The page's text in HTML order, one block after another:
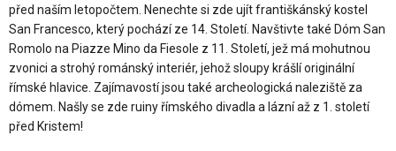
před naším letopočtem. Nenechte si zde ujít františkánský kostel
San Francesco, který pochází ze 14. Století. Navštivte také Dóm San
Romolo na Piazze Mino da Fiesole z 11. Století, jež má mohutnou
zvonici a strohý románský interiér, jehož sloupy krášlí originální
římské hlavice. Zajímavostí jsou také archeologická naleziště za
dómem. Našly se zde ruiny římského divadla a lázní až z 1. století
před Kristem!